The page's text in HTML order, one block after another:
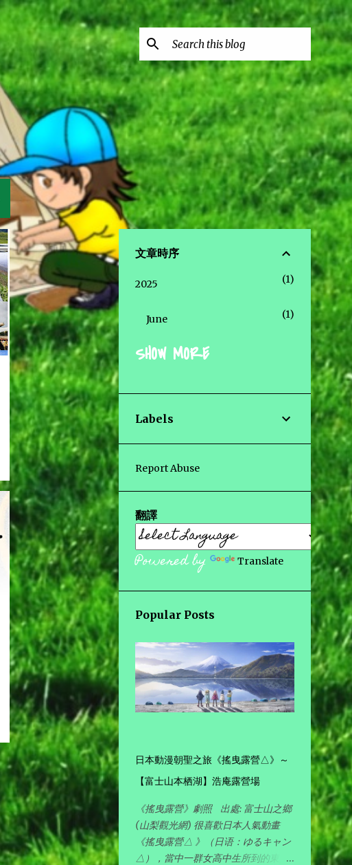
文章時序
2025 1
June 1
2024
June 1
長野縣【信州善光寺表參道】仲
日本世界遺產- 我們的Bucket
燈洲 💡 ～划艇小休～承載貝殼
【實用文】 紐西蘭南島: 自駕遊 /
露營之實用免費APP --
【划獨木舟遊 │香港大澳 #東方
威尼斯】🚣
March 2
2023 5
SHOW MORE
Labels
Report Abuse
翻譯
Powered by Translate
Popular Posts
日本動漫朝聖之旅《搖曳露營△》～
【富士山本栖湖】浩庵露營場
《搖曳露營》劇照 出處: 富士山之鄉
(山梨觀光網) 很喜歡日本人氣動畫
《搖曳露營△ 》（日语：ゆるキャン
△），當中一群女高中生所到的東京